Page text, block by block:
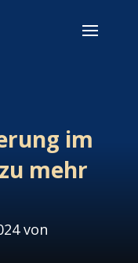
im
mehr
von